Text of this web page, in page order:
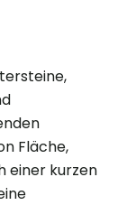
Fläche,
einer kurzen